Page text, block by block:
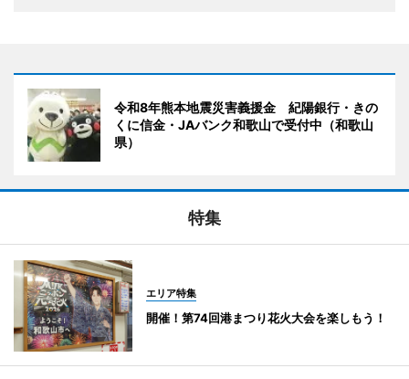
令和8年熊本地震災害義援金 紀陽銀行・きの
くに信金・JAバンク和歌山で受付中（和歌山
県）
特集
エリア特集
開催！第74回港まつり花火大会を楽しもう！